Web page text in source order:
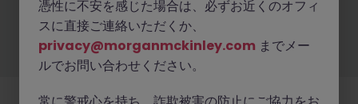
もっと見る
採用企業様新着求人最新トピックス当社について 法務 クッキーの設定
憑性に不安を感じた場合は、必ずお近くのオフィ
スに直接ご連絡いただくか、
privacy@morganmckinley.com までメー
ルでお問い合わせください。